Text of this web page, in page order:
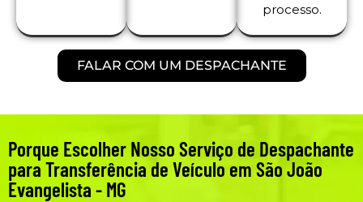
processo.
FALAR COM UM DESPACHANTE
Porque Escolher Nosso Serviço de Despachante
para Transferência de Veículo em São João
Evangelista - MG